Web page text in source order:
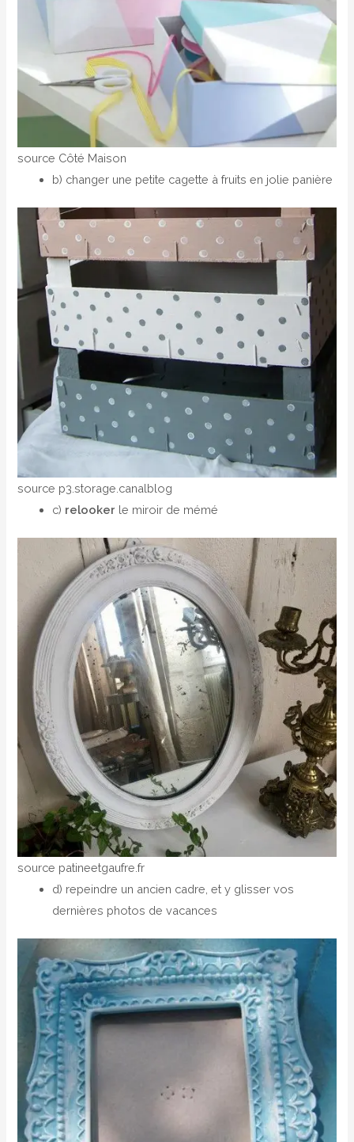
source Côté Maison
b) changer une petite cagette à fruits en jolie panière
source p3.storage.canalblog
c) relooker le miroir de mémé
source patineetgaufre.fr
d) repeindre un ancien cadre, et y glisser vos
dernières photos de vacances